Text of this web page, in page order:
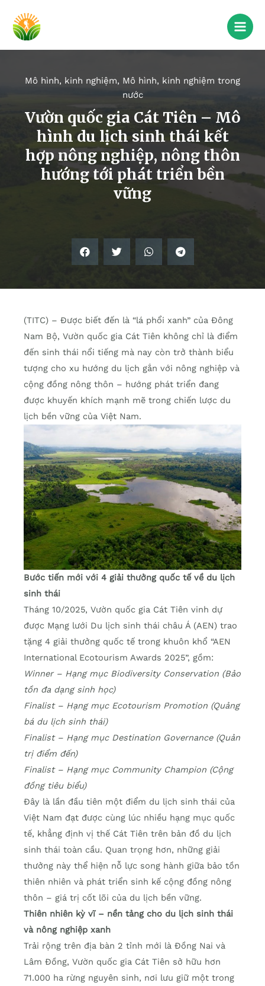
Mô hình, kinh nghiệm, Mô hình, kinh nghiệm trong
nước
Vườn quốc gia Cát Tiên – Mô
hình du lịch sinh thái kết
hợp nông nghiệp, nông thôn
hướng tới phát triển bền
vững
(TITC) – Được biết đến là “lá phổi xanh” của Đông
Nam Bộ, Vườn quốc gia Cát Tiên không chỉ là điểm
đến sinh thái nổi tiếng mà nay còn trở thành biểu
tượng cho xu hướng du lịch gắn với nông nghiệp và
cộng đồng nông thôn – hướng phát triển đang
được khuyến khích mạnh mẽ trong chiến lược du
lịch bền vững của Việt Nam.
Bước tiến mới với 4 giải thưởng quốc tế về du lịch
sinh thái
Tháng 10/2025, Vườn quốc gia Cát Tiên vinh dự
được Mạng lưới Du lịch sinh thái châu Á (AEN) trao
tặng 4 giải thưởng quốc tế trong khuôn khổ “AEN
International Ecotourism Awards 2025”, gồm:
Winner – Hạng mục Biodiversity Conservation (Bảo
tồn đa dạng sinh học)
Finalist – Hạng mục Ecotourism Promotion (Quảng
bá du lịch sinh thái)
Finalist – Hạng mục Destination Governance (Quản
trị điểm đến)
Finalist – Hạng mục Community Champion (Cộng
đồng tiêu biểu)
Đây là lần đầu tiên một điểm du lịch sinh thái của
Việt Nam đạt được cùng lúc nhiều hạng mục quốc
tế, khẳng định vị thế Cát Tiên trên bản đồ du lịch
sinh thái toàn cầu. Quan trọng hơn, những giải
thưởng này thể hiện nỗ lực song hành giữa bảo tồn
thiên nhiên và phát triển sinh kế cộng đồng nông
thôn – giá trị cốt lõi của du lịch bền vững.
Thiên nhiên kỳ vĩ – nền tảng cho du lịch sinh thái
và nông nghiệp xanh
Trải rộng trên địa bàn 2 tỉnh mới là Đồng Nai và
Lâm Đồng, Vườn quốc gia Cát Tiên sở hữu hơn
71.000 ha rừng nguyên sinh, nơi lưu giữ một trong